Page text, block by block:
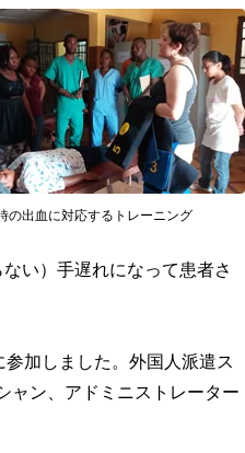
の出血に対応するトレーニング
い）手遅れになって患者さ
加しました。外国人派遣ス
ャン、アドミニストレーター